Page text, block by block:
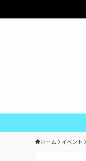
ホーム イベント